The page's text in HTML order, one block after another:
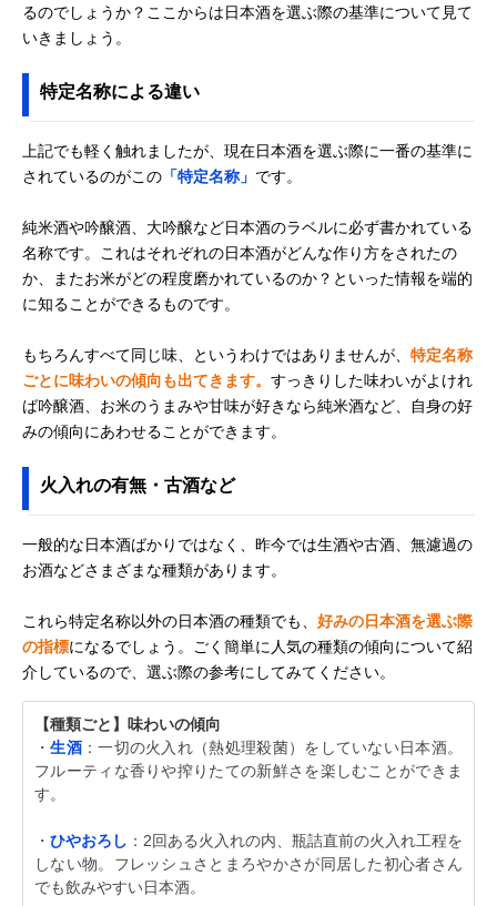
るのでしょうか？ここからは日本酒を選ぶ際の基準について見て
いきましょう。
特定名称による違い
上記でも軽く触れましたが、現在日本酒を選ぶ際に一番の基準に
されているのがこの 「特定名称」 です。
純米酒や吟醸酒、大吟醸など日本酒のラベルに必ず書かれている
名称です。これはそれぞれの日本酒がどんな作り方をされたの
か、またお米がどの程度磨かれているのか？といった情報を端的
に知ることができるものです。
もちろんすべて同じ味、というわけではありませんが、 特定名称
ごとに味わいの傾向も出てきます。 すっきりした味わいがよけれ
ば吟醸酒、お米のうまみや甘味が好きなら純米酒など、自身の好
みの傾向にあわせることができます。
火入れの有無・古酒など
一般的な日本酒ばかりではなく、昨今では生酒や古酒、無濾過の
お酒などさまざまな種類があります。
これら特定名称以外の日本酒の種類でも、 好みの日本酒を選ぶ際
の指標になるでしょう。ごく簡単に人気の種類の傾向について紹
介しているので、選ぶ際の参考にしてみてください。
【種類ごと】味わいの傾向
・生酒：一切の火入れ（熱処理殺菌）をしていない日本酒。
フルーティな香りや搾りたての新鮮さを楽しむことができま
す。
・ ひやおろし ：2回ある火入れの内、瓶詰直前の火入れ工程を
しない物。フレッシュさとまろやかさが同居した初心者さん
でも飲みやすい日本酒。